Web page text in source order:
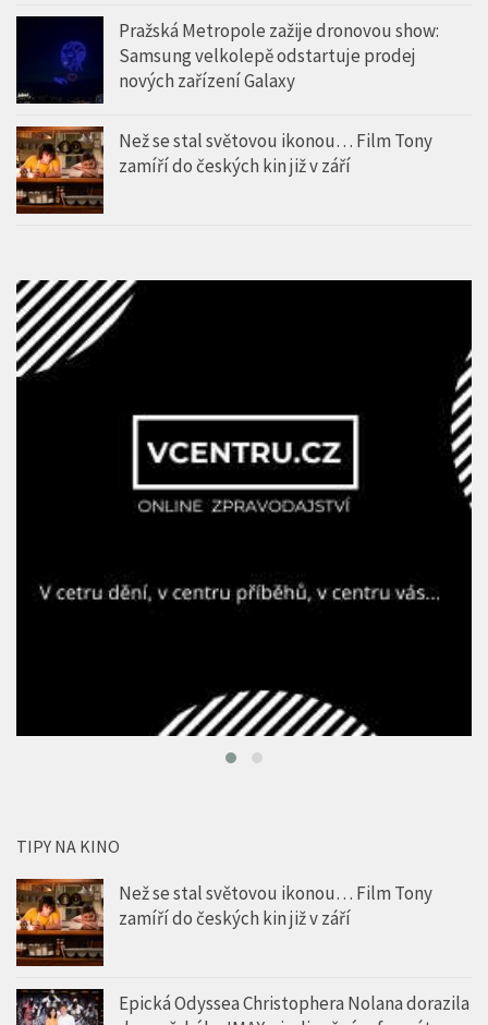
Pražská Metropole zažije dronovou show:
Samsung velkolepě odstartuje prodej
nových zařízení Galaxy
Než se stal světovou ikonou… Film Tony
zamíří do českých kin již v září
TIPY NA KINO
Než se stal světovou ikonou… Film Tony
zamíří do českých kin již v září
Epická Odyssea Christophera Nolana dorazila